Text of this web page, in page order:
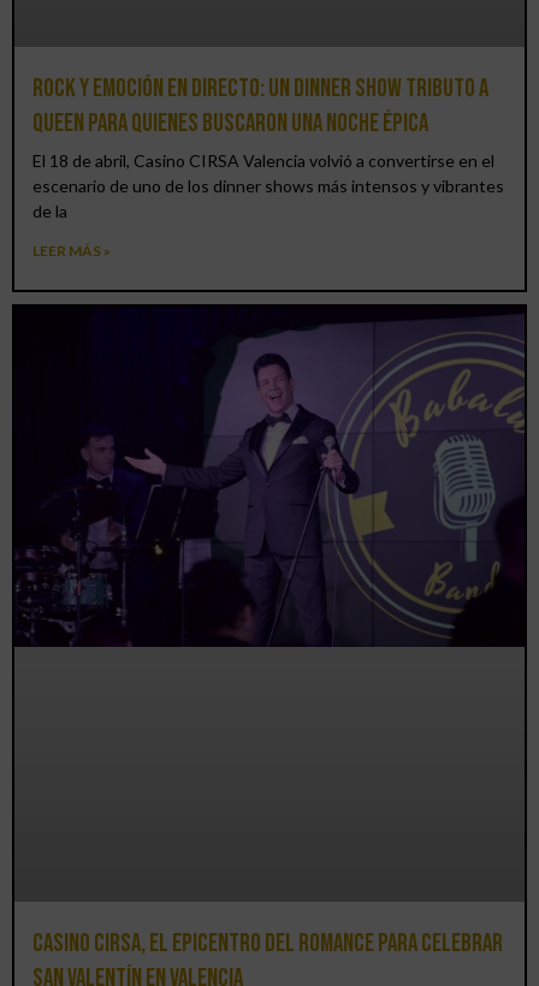
Rock y emoción en directo: un Dinner Show Tributo a
Queen para quienes buscaron una noche épica
El 18 de abril, Casino CIRSA Valencia volvió a convertirse en el
escenario de uno de los dinner shows más intensos y vibrantes
de la
LEER MÁS »
Casino CIRSA, el epicentro del romance para celebrar
San Valentín en Valencia